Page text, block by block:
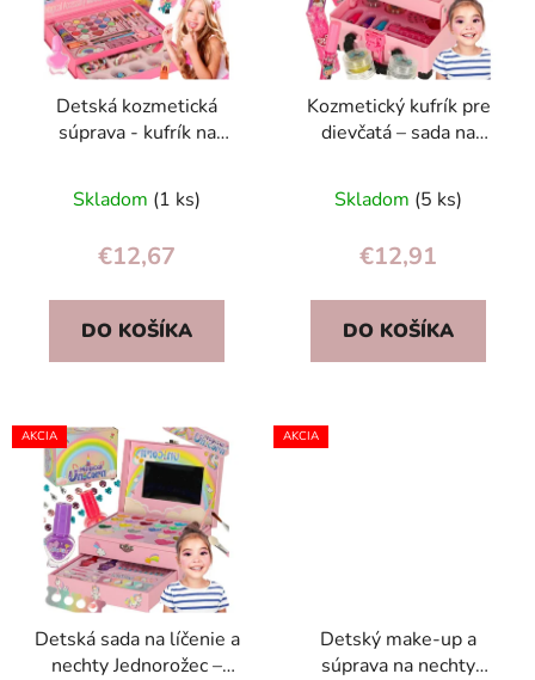
Detská kozmetická
súprava - kufrík na
morskou pannou pre
dievčatá
Skladom (1 ks)
€12,67
DO KOŠÍKA
Kozmetický kufrík pre
dievčatá – sada na
bezpečná detská
kozmetika
Skladom (5 ks)
€12,91
DO KOŠÍKA
AKCIA
Detská sada na líčenie a
nechty Jednorožec –
AKCIA
Detský make-up a
súprava na nechty